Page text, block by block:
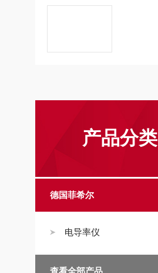
产品分类
德国菲希尔
电导率仪
查看全部产品